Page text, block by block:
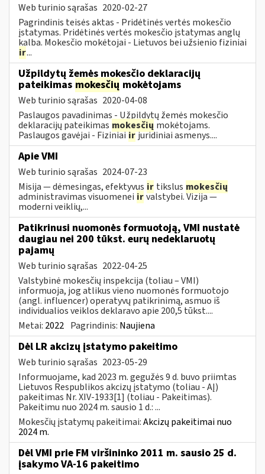
Web turinio sąrašas 2020-02-27
Pagrindinis teisės aktas - Pridėtinės vertės mokesčio
įstatymas. Pridėtinės vertės mokesčio įstatymas anglų
kalba. Mokesčio mokėtojai - Lietuvos bei užsienio fiziniai
ir...
Užpildytų žemės mokesčio deklaracijų
pateikimas mokesčių mokėtojams
Web turinio sąrašas 2020-04-08
Paslaugos pavadinimas - Užpildytų žemės mokesčio
deklaracijų pateikimas mokesčių mokėtojams.
Paslaugos gavėjai - Fiziniaiirjuridiniai asmenys....
Apie VMI
Web turinio sąrašas 2024-07-23
Misija — dėmesingas, efektyvus ir tikslus mokesčių
administravimas visuomenei irvalstybei. Vizija —
moderni veiklių,...
Patikrinusi nuomonės formuotoją, VMI nustatė
daugiau nei 200 tūkst. eurų nedeklaruotų
pajamų
Web turinio sąrašas 2022-04-25
Valstybinė mokesčių inspekcija (toliau – VMI)
informuoja, jog atlikus vieno nuomonės formuotojo
(angl. influencer) operatyvų patikrinimą, asmuo iš
individualios veiklos deklaravo apie 200,5 tūkst....
Metai: 2022 Pagrindinis: Naujiena
Dėl LR akcizų įstatymo pakeitimo
Web turinio sąrašas 2023-05-29
Informuojame, kad 2023 m. gegužės 9 d. buvo priimtas
Lietuvos Respublikos akcizų įstatymo (toliau - AĮ)
pakeitimas Nr. XIV-1933[1] (toliau - Pakeitimas).
Pakeitimu nuo 2024 m. sausio 1 d.: ...
Mokesčių įstatymų pakeitimai:Akcizų pakeitimai nuo
2024 m.
Dėl VMI prie FM viršininko 2011 m. sausio 25 d.
įsakymo VA-16 pakeitimo